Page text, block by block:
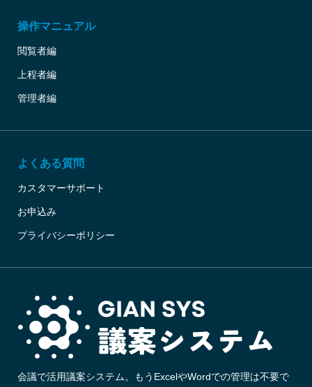
操作マニュアル
閲覧者編
上程者編
管理者編
よくある質問
カスタマーサポート
お申込み
プライバシーポリシー
会議で活用議案システム。もうExcelやWordでの管理は不要で